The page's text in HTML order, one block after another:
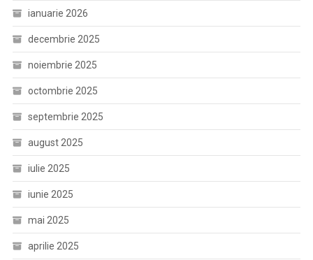
ianuarie 2026
decembrie 2025
noiembrie 2025
octombrie 2025
septembrie 2025
august 2025
iulie 2025
iunie 2025
mai 2025
aprilie 2025